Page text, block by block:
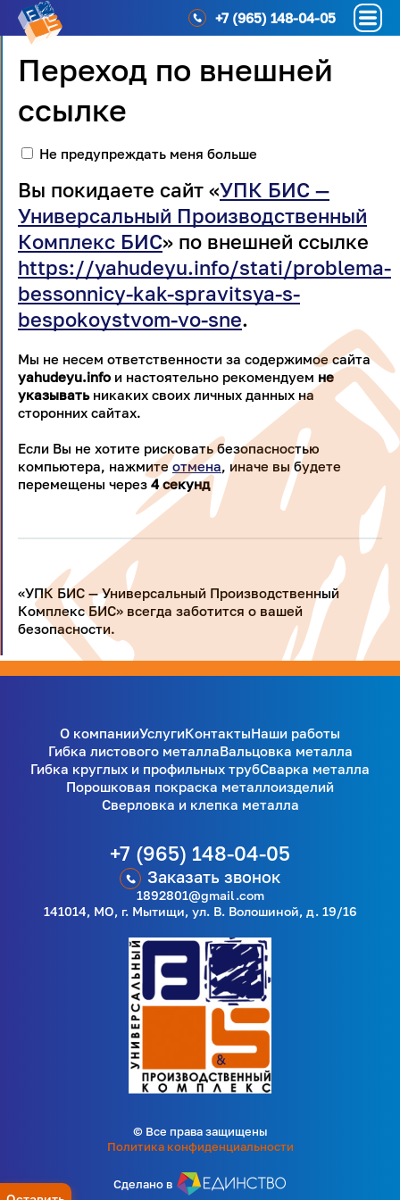
+7 (965) 148-04-05
Переход по внешней
ссылке
Не предупреждать меня больше
Вы покидаете сайт «УПК БИС —
Универсальный Производственный
Комплекс БИС» по внешней ссылке
https://yahudeyu.info/stati/problema-
bessonnicy-kak-spravitsya-s-
bespokoystvom-vo-sne.
Мы не несем ответственности за содержимое сайта
yahudeyu.info и настоятельно рекомендуем не
указыватьникаких своих личных данных на
сторонних сайтах.
Если Вы не хотите рисковать безопасностью
компьютера, нажмитеотмена, иначе вы будете
перемещены через 4секунд
«УПК БИС — Универсальный Производственный
Комплекс БИС» всегда заботится о вашей
безопасности.
О компанииУслугиКонтактыНаши работы
Гибка листового металлаВальцовка металла
Гибка круглых и профильных трубСварка металла
Порошковая покраска металлоизделий
Сверловка и клепка металла
+7 (965) 148-04-05
Заказать звонок
1892801@gmail.com
141014, МО, г. Мытищи, ул. В. Волошиной, д. 19/16
Сделано в
© Все права защищены
Политика конфиденциальности